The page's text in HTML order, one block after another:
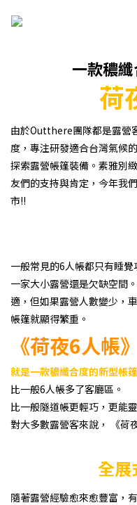
一款穠
荷
由於Outthere團隊都是露營
度，專注研發適合台灣氣候
探索露營帳篷裝備。素雅別
友們的支持與肯定，今年我
市!!
一般常見的6人帳都只有睡
一家大小露營還是欠缺空間
適，但如果露營人數變少，
帳篷就顯得繁重。
《荷夜6人帳》
就是一款穠纖合度的新型帳
比一般6人帳多了客廳區。
比一般隧道帳更輕巧，更能
對大多數露營客來說， 《荷
全展
隨著露營經驗愈來愈豐富，